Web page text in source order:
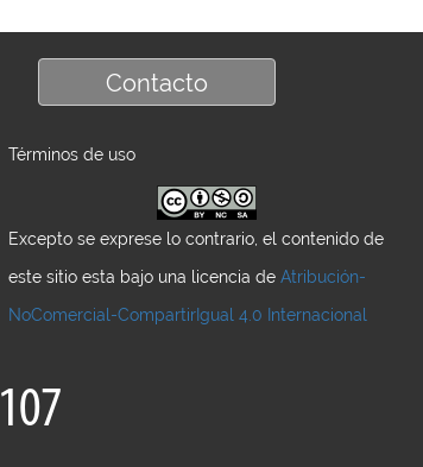
Contacto
Términos de uso
Excepto se exprese lo contrario, el contenido de
este sitio esta bajo una licencia de Atribución-
NoComercial-CompartirIgual 4.0 Internacional
107